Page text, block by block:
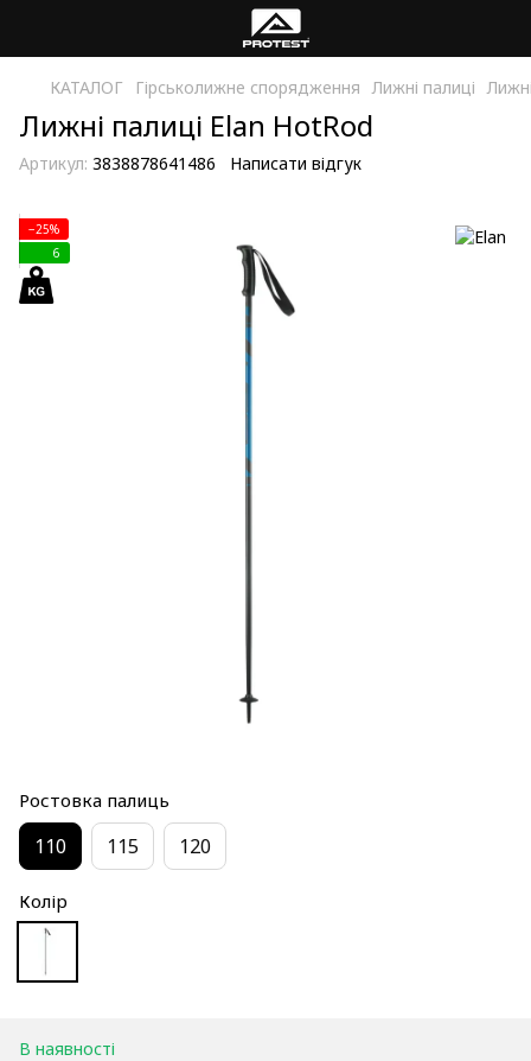
КАТАЛОГ Гірськолижне спорядження Лижні палиці
Лижні палиці Elan HotRod
Артикул: 3838878641486 Написати відгук
−25%
6
Ростовка палиць
110 115 120
Колір
В наявності